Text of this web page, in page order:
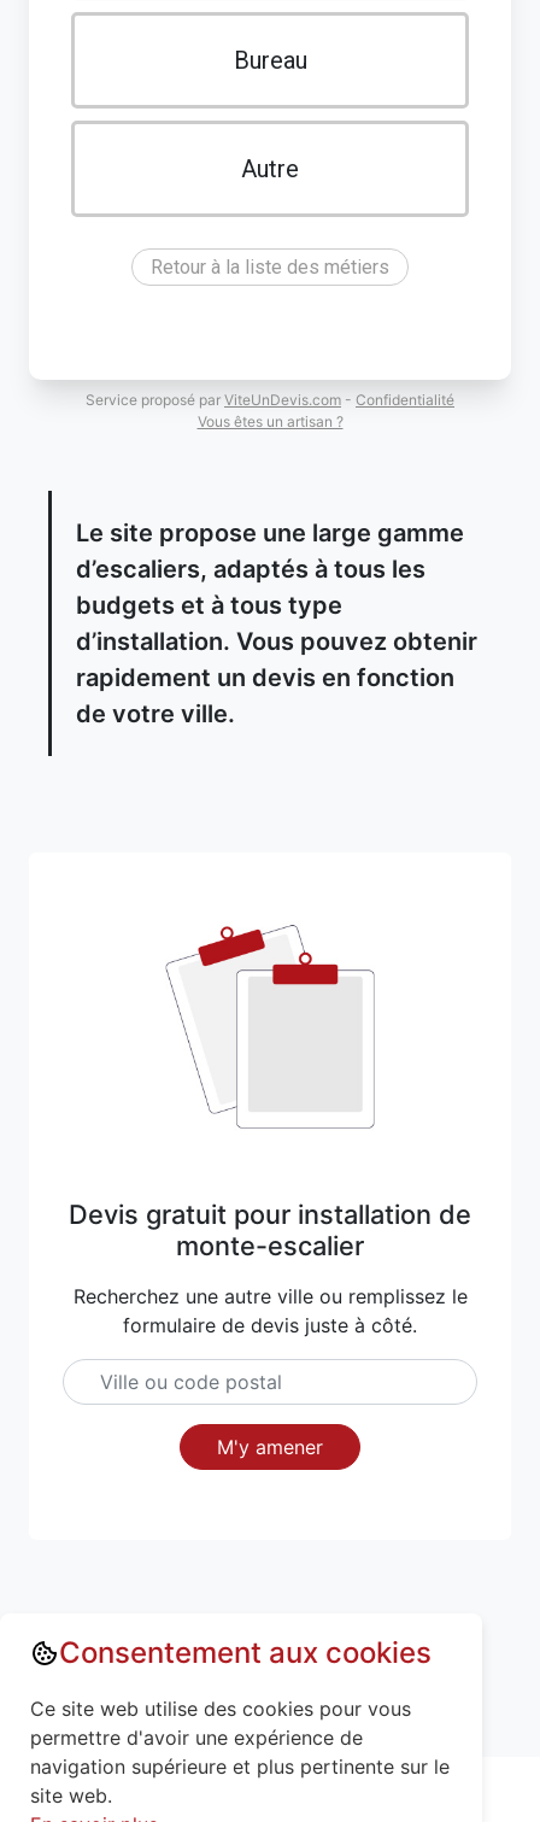
Bureau
Autre
Retour à la liste des métiers
Service proposé par ViteUnDevis.com - Confidentialité
Vous êtes un artisan ?
Le site propose une large gamme
d’escaliers, adaptés à tous les
budgets et à tous type
d’installation. Vous pouvez obtenir
rapidement un devis en fonction
de votre ville.
Devis gratuit pour installation de
monte-escalier
Recherchez une autre ville ou remplissez le
formulaire de devis juste à côté.
M'y amener
Annuaire : Monte escalier
Aisne (02)
Limé (02220)
Consentement aux cookies
Ce site web utilise des cookies pour vous
permettre d'avoir une expérience de
navigation supérieure et plus pertinente sur le
site web.